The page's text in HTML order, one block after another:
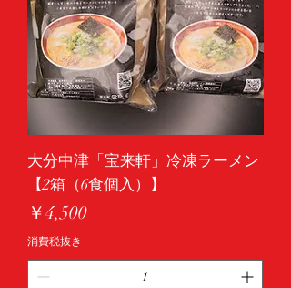
大分中津「宝来軒」冷凍ラーメン
【2箱（6食個入）】
価格
￥4,500
消費税抜き